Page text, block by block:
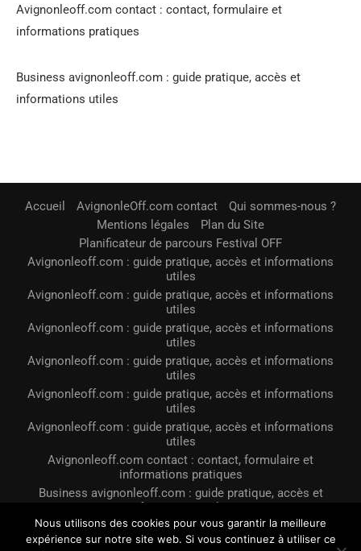
Avignonleoff.com contact : contact, formulaire et
informations pratiques
Business avignonleoff.com : guide pratique, accès et
informations utiles
Accueil AvignonleOff.com contact
Qui sommes-nous ?
Mentions légales
Plan du Site
Planificateur de parcours Festival OFF
Avignonleoff.com : guide pratique, accès et informations
utiles
Avignonleoff.com : guide pratique, accès et informations
utiles
Avignonleoff.com : guide pratique, accès et informations
utiles
Avignonleoff.com : guide pratique, accès et informations
utiles
Avignonleoff.com : guide pratique, accès et informations
utiles
Avignonleoff.com : guide pratique, accès et informations
utiles
Avignonleoff.com contact : contact, formulaire et
informations pratiques
Business avignonleoff.com : guide pratique, accès et
Avignonleoff.com pour un prêt immobilier
Nous utilisons des cookies pour vous garantir la meilleure
expérience sur notre site web. Si vous continuez à utiliser ce